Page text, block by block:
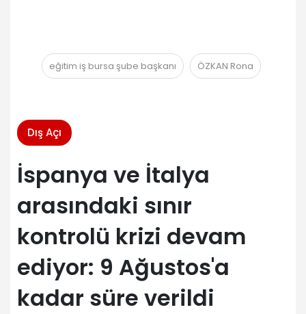
eğitim iş bursa şube başkanı ÖZKAN Rona
Dış Açı
İspanya ve İtalya
arasındaki sınır
kontrolü krizi devam
ediyor: 9 Ağustos'a
kadar süre verildi